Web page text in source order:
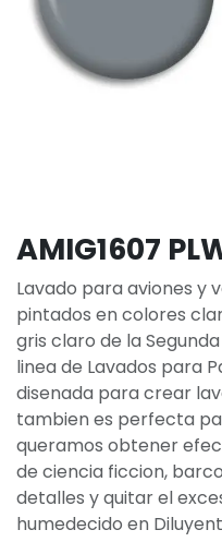
AMIG1607
Lavado para aviones y
pintados en colores
gris claro de la
linea de Lavados para
disenada para crear
tambien es perfecta
queramos obtener
de ciencia ficcion,
detalles y quitar el
humedecido en